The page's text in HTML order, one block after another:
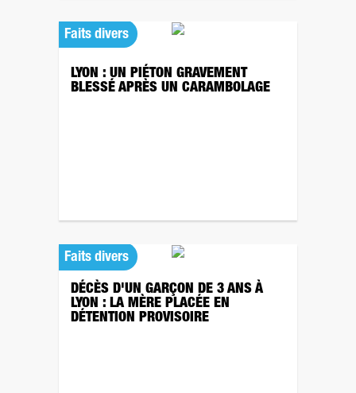
Faits divers
LYON : UN PIÉTON GRAVEMENT
BLESSÉ APRÈS UN CARAMBOLAGE
Faits divers
DÉCÈS D'UN GARÇON DE 3 ANS À
LYON : LA MÈRE PLACÉE EN
DÉTENTION PROVISOIRE